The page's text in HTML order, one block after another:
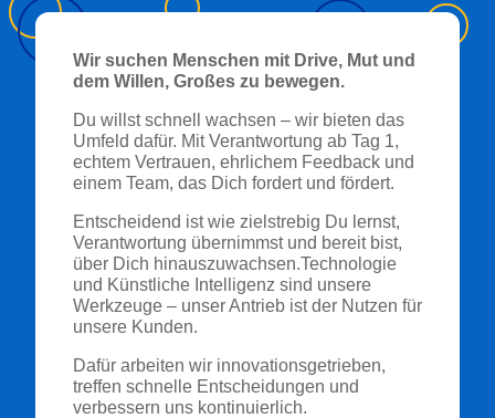
Wir suchen Menschen mit Drive, Mut und
dem Willen, Großes zu bewegen.
Du willst schnell wachsen – wir bieten das
Umfeld dafür. Mit Verantwortung ab Tag 1,
echtem Vertrauen, ehrlichem Feedback und
einem Team, das Dich fordert und fördert.
Entscheidend ist wie zielstrebig Du lernst,
Verantwortung übernimmst und bereit bist,
über Dich hinauszuwachsen.Technologie
und Künstliche Intelligenz sind unsere
Werkzeuge – unser Antrieb ist der Nutzen für
unsere Kunden.
Dafür arbeiten wir innovationsgetrieben,
treffen schnelle Entscheidungen und
verbessern uns kontinuierlich.